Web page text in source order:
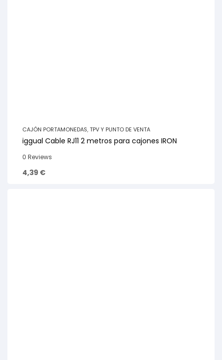
CAJÓN PORTAMONEDAS,TPV Y PUNTO DE VENTA
iggual Cable RJ11 2 metros para cajones IRON
0 Reviews
4,39 €